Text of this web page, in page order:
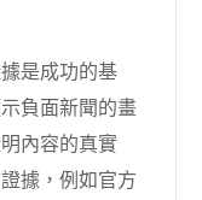
是成功的基
負面新聞的畫
內容的真實
據，例如官方